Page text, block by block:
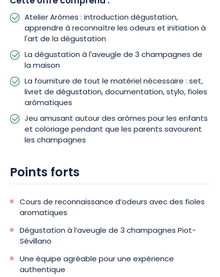
jeu amusant autour des arômes et s’adonner à du coloriage
pendant que les parents savourent les champagnes.
Ainsi, cette initiation à la dégustation sera, non seulement une
occasion de découvrir les champagnes Piot-Sévillano, mais
aussi de partager des moments chaleureux en famille ou
entre amis. Une vue magnifique sur la Vallée de la Marne
agrémentera la séance depuis la terrasse panoramique,
Atelier Arômes : introduction dégustation,
apprendre à reconnaître les odeurs et initiation à
l'art de la dégustation
La dégustation à l'aveugle de 3 champagnes de
la maison
La fourniture de tout le matériel nécessaire : set,
livret de dégustation, documentation, stylo, fioles
arômatiques
Jeu amusant autour des arômes pour les enfants
et coloriage pendant que les parents savourent
les champagnes
Points forts
Cours de reconnaissance d’odeurs avec des fioles
aromatiques
Dégustation à l’aveugle de 3 champagnes Piot-
Sévillano
Une équipe agréable pour une expérience
authentique